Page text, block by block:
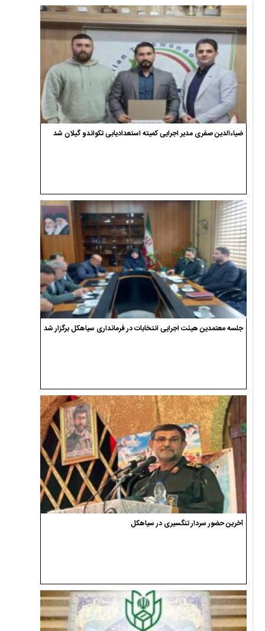
ضیاءالدین صفری مدیر اجرایی کمیته استعدادیابی تکواندو گیلان شد
جلسه معتمدین هیئت اجرایی انتخابات در فرمانداری سیاهکل برگزار شد
آخرین حضور سردار تنگسیری در سیاهکل